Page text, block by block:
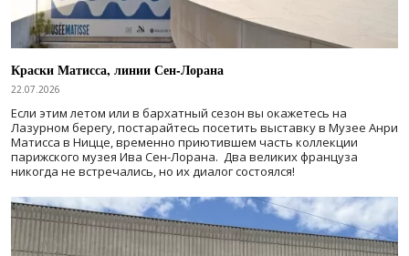
Краски Матисса, линии Сен-Лорана
22.07.2026
Если этим летом или в бархатный сезон вы окажетесь на
Лазурном берегу, постарайтесь посетить выставку в Музее Анри
Матисса в Ницце, временно приютившем часть коллекции
парижского музея Ива Сен-Лорана. Два великих француза
никогда не встречались, но их диалог состоялся!